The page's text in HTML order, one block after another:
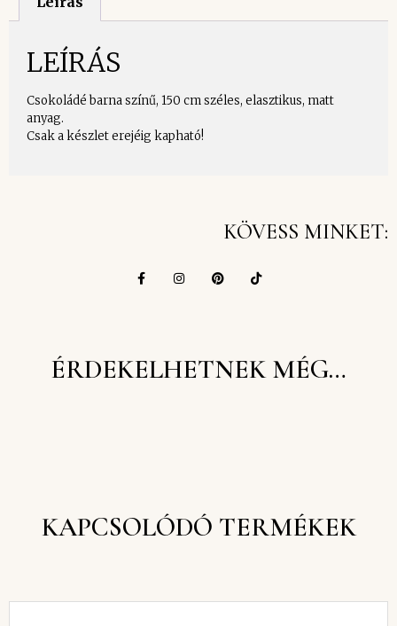
LEÍRÁS
Csokoládé barna színű, 150 cm széles, elasztikus, matt
anyag.
Csak a készlet erejéig kapható!
KÖVESS MINKET:
ÉRDEKELHETNEK MÉG…
KAPCSOLÓDÓ TERMÉKEK